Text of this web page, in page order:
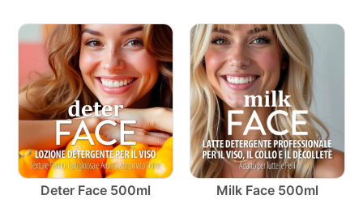
Deter Face 500ml Milk Face 500ml